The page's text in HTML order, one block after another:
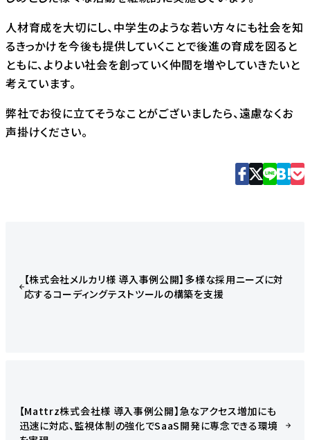
人材育成を大切にし、中学生のような若い方々にも社会を知
るきっかけを今後も提供していくことで後進の育成を図ると
ともに、よりよい社会を創っていく仲間を増やしていきたいと
考えています。
弊社でお役に立てそうなことがございましたら、遠慮なくお
声掛けください。
【株式会社メルカリ様 導入事例公開】多様な採用ニーズに対
応するコーディングテストツールの構築を支援
【Mattrz株式会社様 導入事例公開】急なアクセス増加にも
迅速に対応、監視体制の強化でSaaS開発に専念できる環境